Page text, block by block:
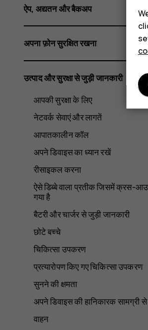
ऐप, अद्यतन और बैकअप
अपना फ़ोन सुरक्षित रखना
उत्पाद और सुरक्षा से जुड़ी जानकारी
आपकी सुरक्षा के लिए
नेटवर्क सेवाएं और लागतें
आपातकालीन कॉल
अपने डिवाइस का ध्यान रखें
रीसाइकल करना
ऐसे डिब्बे वाला प्रतीक जिसमें क्रस-
गया है
बैटरी और चार्जर से जुड़ी जानकारी
छोटे बच्चे
चिकित्सा उपकरण
प्रत्यारोपण किए गए चिकित्सा उपकरण
सुनने की क्षमता
अपने डिवाइस की हानिकारक सामग्री से
वाहन